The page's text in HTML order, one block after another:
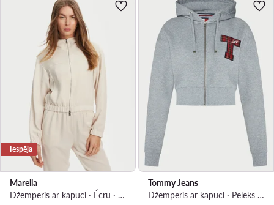
Iespēja
Marella
Džemperis ar kapuci · Écru · Regular Fit
Tommy Jeans
Džemperis ar kapuci · Pelēks · Regular Fit